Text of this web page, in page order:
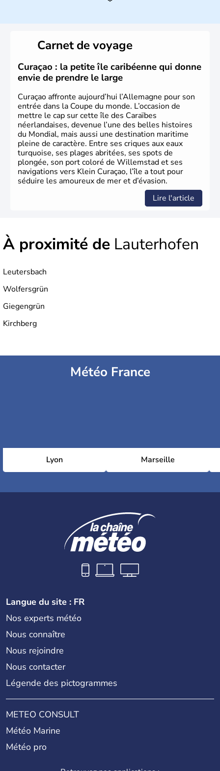
lesquelles bénéficient d'une grande autonomie. Le pays
peut se targuer de grands noms qu'il a vu naître dans tous
les domaines, des arts à la politique en passant par la
philosophie. Hertz, Gutenberg, Heidegger, Thomas Mann,
Herman Hesse ou bien Hegel en font partie.
Carnet de voyage
Curaçao : la petite île caribéenne qui donne
envie de prendre le large
Curaçao affronte aujourd’hui l’Allemagne pour son
entrée dans la Coupe du monde. L’occasion de
mettre le cap sur cette île des Caraïbes
néerlandaises, devenue l’une des belles histoires
du Mondial, mais aussi une destination maritime
pleine de caractère. Entre ses criques aux eaux
turquoise, ses plages abritées, ses spots de
plongée, son port coloré de Willemstad et ses
navigations vers Klein Curaçao, l’île a tout pour
séduire les amoureux de mer et d’évasion.
Lire l'article
À proximité de Lauterhofen
Leutersbach
Wolfersgrün
Giegengrün
Kirchberg
Météo France
Lyon Marseille
Langue du site : FR
Nos experts météo
Nous connaître
Nous rejoindre
Nous contacter
Légende des pictogrammes
METEO CONSULT
Météo Marine
Météo pro